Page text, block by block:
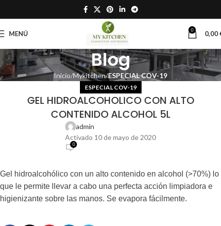
MENÚ 0 0,00
Blog
Inicio Mykitchen ESPECIAL COV-19
ESPECIAL COV-19
GEL HIDROALCOHOLICO CON ALTO
CONTENIDO ALCOHOL 5L
admin
Activado 10 de mayo de 2020
0
Gel hidroalcohólico con un alto contenido en alcohol (>70%) lo
que le permite llevar a cabo una perfecta acción limpiadora e
higienizante sobre las manos. Se evapora fácilmente.